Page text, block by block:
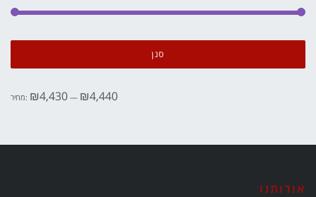
סנן
מחיר: ₪4,430 — ₪4,440
אודותנו